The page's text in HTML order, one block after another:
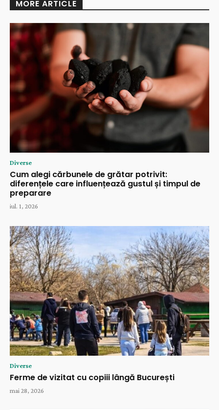
MORE ARTICLE
Diverse
Cum alegi cărbunele de grătar potrivit:
diferențele care influențează gustul și timpul de
preparare
iul. 1, 2026
Diverse
Ferme de vizitat cu copiii lângă București
mai 28, 2026